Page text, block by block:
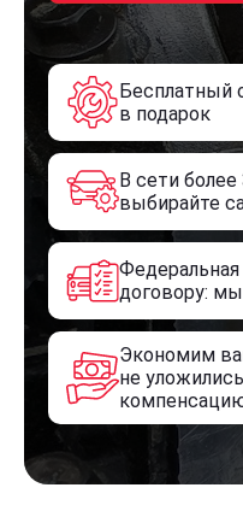
Бесплатный
в подарок
В сети
выбирайте
Федеральная
договору:
Экономим
не